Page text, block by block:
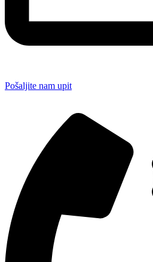
Pošaljite nam upit